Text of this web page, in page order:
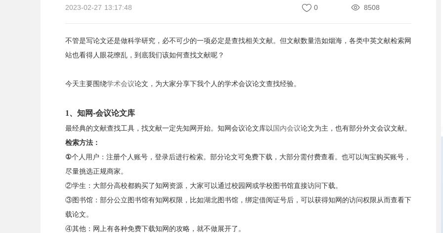
2023-02-27 13:17:48 0 8508
不管是写论文还是做科学研究，必不可少的一项必定是查找相关文献。但文献数量浩如烟海，各类中英文献检索网
站也看得人眼花缭乱，到底我们该如何查找文献呢？
今天主要围绕学术会议论文，为大家分享下我个人的学术会议论文查找经验。
1、 知网-会议论文库
最经典的文献查找工具，找文献一定先知网开始。知网会议论文库以 国内会议论文为主，也有部分外文会议文献。
检索方法：
①个人用户：注册个人账号，登录后进行检索。部分论文可免费下载，大部分需付费查看。也可以淘宝购买账号，
尽量挑选正规商家。
②学生：大部分高校都购买了知网资源，大家可以通过校园网或学校图书馆直接访问下载。
③图书馆：部分公立图书馆有知网权限，比如湖北图书馆，绑定借阅证号后，可以获得知网的访问权限从而查看下
载论文。
④其他：网上有各种免费下载知网的攻略，就不做展开了。